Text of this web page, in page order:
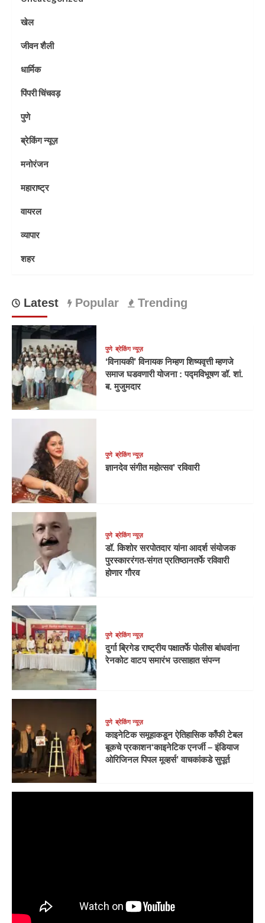
खेल
जीवन शैली
धार्मिक
पिंपरी चिंचवड़
पुणे
ब्रेकिंग न्यूज़
मनोरंजन
महाराष्ट्र
वायरल
व्यापार
शहर
Latest Popular Trending
पुणे ब्रेकिंग न्यूज़
‘विनायकी’ विनायक निम्हण शिष्यवृत्ती म्हणजे
समाज घडवणारी योजना : पद्मविभूषण डॉ. शां.
ब. मुजुमदार
पुणे ब्रेकिंग न्यूज़
ज्ञानदेव संगीत महोत्सव’ रविवारी
पुणे ब्रेकिंग न्यूज़
डॉ. किशोर सरपोतदार यांना आदर्श संयोजक
पुरस्काररंगत-संगत प्रतिष्ठानतर्फे रविवारी
होणार गौरव
पुणे ब्रेकिंग न्यूज़
दुर्गा ब्रिगेड राष्ट्रीय पक्षातर्फे पोलीस बांधवांना
रेनकोट वाटप समारंभ उत्साहात संपन्न
पुणे ब्रेकिंग न्यूज़
काइनेटिक समूहाकडून ऐतिहासिक काँफी टेबल
बूकचे प्रकाशन‘काइनेटिक एनर्जी – इंडियाज
ओरिजिनल पिपल मूव्हर्स’ वाचकांकडे सुपूर्त